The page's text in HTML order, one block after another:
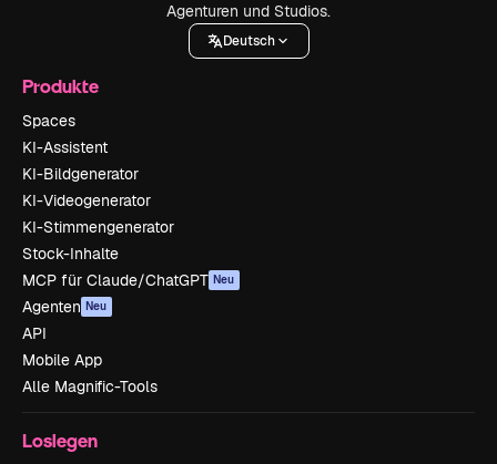
Agenturen und Studios.
Deutsch
Produkte
Spaces
KI-Assistent
KI-Bildgenerator
KI-Videogenerator
KI-Stimmengenerator
Stock-Inhalte
MCP für Claude/ChatGPT Neu
Agenten Neu
API
Mobile App
Alle Magnific-Tools
Loslegen